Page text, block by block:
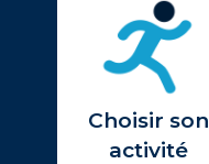
Choisir son
activité